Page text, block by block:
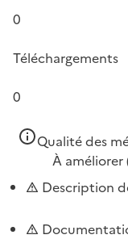
0
Téléchargements
0
Qualité des
À améliorer
Description